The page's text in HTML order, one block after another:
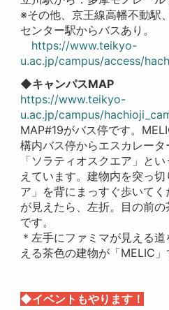
※その他、京王線高幡不動
センター駅からバスあり。
https://www.teikyo-
u.ac.jp/campus/access/
◆キャンパスMAP
https://www.teikyo-
u.ac.jp/campus/
MAP#19がバス停です。
構内バス停からエスカレー
「ソラティオスクエア」と
えています。建物内を突っ
ア」を背にまっすぐ歩いて
が見えたら、左折。目の前の
です。
＊左手にファミマが見える
える茶色の建物が「MELIC」
◆イベントもやります！